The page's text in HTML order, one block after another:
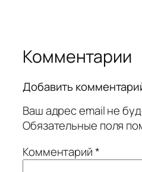
Комментарии
Добавить
Ваш адрес email не
Обязательные поля
Комментарий*